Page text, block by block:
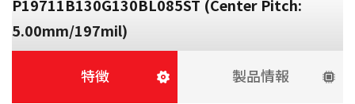
P19711B130G130BL085ST (Center Pitch:
5.00mm/197mil)
特徴 製品情報